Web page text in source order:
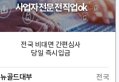
사업자 전문 전직업ok
전국 비대면 간편심사
당일 즉시입금
뉴골드대부 전국